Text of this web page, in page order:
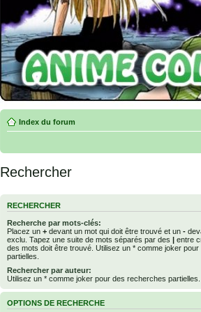
Index du forum
Rechercher
RECHERCHER
Recherche par mots-clés:
Placez un + devant un mot qui doit être trouvé et un -
exclu. Tapez une suite de mots séparés par des | entre
des mots doit être trouvé. Utilisez un * comme joker
partielles.
Rechercher par auteur:
Utilisez un * comme joker pour des recherches partielles.
OPTIONS DE RECHERCHE